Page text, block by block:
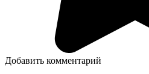
Добавить комментарий